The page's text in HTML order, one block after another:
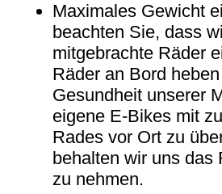
Maximales Gewicht
beachten Sie, dass
mitgebrachte Räder
Räder an Bord
Gesundheit unserer
eigene E-Bikes mit
Rades vor Ort zu
behalten wir uns das
zu nehmen.